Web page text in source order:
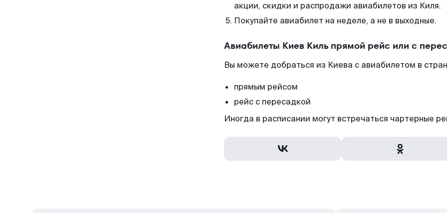
акции, скидки и распродажи авиабилетов из Киля.
Покупайте авиабилет на неделе, а не в выходные.
Авиабилеты Киев Киль прямой рейс или с
Вы можете добраться из Киева с авиабилетом в
прямым рейсом
рейс с пересадкой
Иногда в расписании могут встречаться чартерные